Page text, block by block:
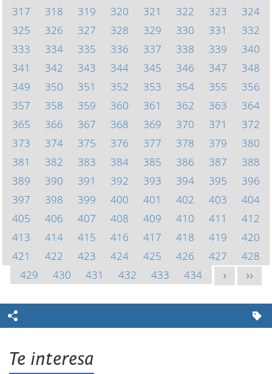
317
318 319 320 321 322 323
324
325
326 327 328 329 330 331
332
333
334 335 336 337 338 339
340
341
342 343 344 345 346 347
348
349
350 351 352 353 354 355
356
357
358 359 360 361 362 363
364
365
366 367 368 369 370 371
372
373
374 375 376 377 378 379
380
381
382 383 384 385 386 387
388
389
390 391 392 393 394 395
396
397
398 399 400 401 402 403
404
405
406 407 408 409 410 411
412
413
414 415 416 417 418 419
420
421
422 423 424 425 426 427
428
429
430 431 432 433 434 > >>
Te interesa